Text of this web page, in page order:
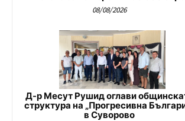
08/08/2026
Д-р Месут Рушид оглави
структура на „Прогресивна
в Суворово